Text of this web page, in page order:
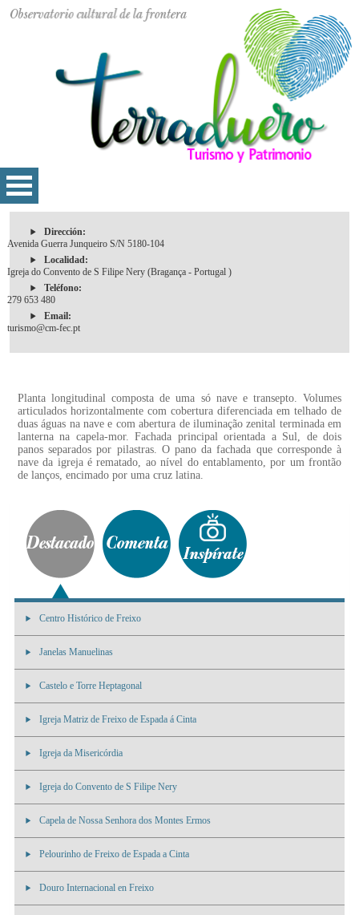
Dirección:
Avenida Guerra Junqueiro S/N 5180-104
Localidad:
Igreja do Convento de S Filipe Nery (Bragança - Portugal )
Teléfono:
279 653 480
Email:
turismo@cm-fec.pt
Planta longitudinal composta de uma só nave e transepto. Volumes
articulados horizontalmente com cobertura diferenciada em telhado de
duas águas na nave e com abertura de iluminação zenital terminada em
lanterna na capela-mor. Fachada principal orientada a Sul, de dois
panos separados por pilastras. O pano da fachada que corresponde à
nave da igreja é rematado, ao nível do entablamento, por um frontão
de lanços, encimado por uma cruz latina.
Centro Histórico de Freixo
Janelas Manuelinas
Castelo e Torre Heptagonal
Igreja Matriz de Freixo de Espada á Cinta
Igreja da Misericórdia
Igreja do Convento de S Filipe Nery
Capela de Nossa Senhora dos Montes Ermos
Pelourinho de Freixo de Espada a Cinta
Douro Internacional en Freixo